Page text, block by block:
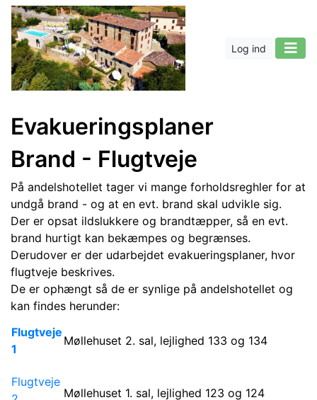
Log ind
Evakueringsplaner
Brand - Flugtveje
På andelshotellet tager vi mange forholdsreghler for at
undgå brand - og at en evt. brand skal udvikle sig.
Der er opsat ildslukkere og brandtæpper, så en evt.
brand hurtigt kan bekæmpes og begrænses.
Derudover er der udarbejdet evakueringsplaner, hvor
flugtveje beskrives.
De er ophængt så de er synlige på andelshotellet og
kan findes herunder:
Flugtveje
1
Møllehuset 2. sal, lejlighed 133 og 134
Flugtveje
Møllehuset 1. sal, lejlighed 123 og 124